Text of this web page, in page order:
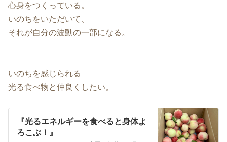
心身をつくっている。
いのちをいただいて、
それが自分の波動の一部になる。
いのちを感じられる
光る食べ物と仲良くしたい。
『光るエネルギーを食べると身体よ
ろこぶ！』